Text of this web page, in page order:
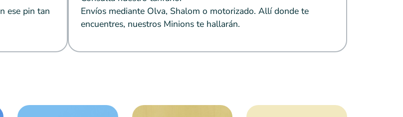
ese pin tan
Envíos mediante Olva, Shalom o motorizado. Allí donde te
encuentres, nuestros Minions te hallarán.